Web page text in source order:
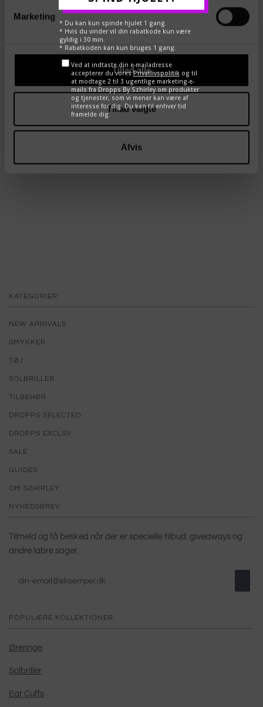
Marketing
Tillad alle
Tillad valgte
Afvis
ædelmetalkontrol. Indeholder hverken nikkel eller bly.
Pas godt på dine DROPPS - smykkebehandling
DEL TWEET PIN
KATEGORIER
NEW ARRIVALS
SMYKKER
TØJ
SOLBRILLER
TILBEHØR
DROPPS SELECTED
DROPPS EXCLSV
SALE
GUIDES
OM SZHIRLEY
NYHEDSBREV
Tilmeld og få besked når der er specielle tilbud, giveaways og
andre labre sager.
POPULÆRE KOLLEKTIONER
Øreringe
Solbriller
Ear Cuffs
* Du kan kun spinde hjulet 1 gang.
* Hvis du vinder vil din rabatkode kun være
gyldig i 30 min.
* Rabatkoden kan kun bruges 1 gang.
Ved at indtaste din e-mailadresse
accepterer du voresPrivatlivspolitikog til
at modtage 2 til 3 ugentlige marketing-e-
mails fra Dropps By Szhirley om produkter
og tjenester, som vi mener kan være af
interesse for dig. Du kan til enhver tid
framelde dig.